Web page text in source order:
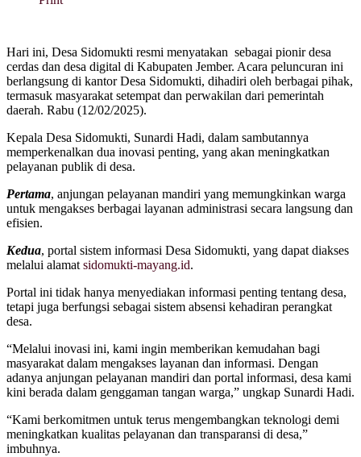
Hari ini, Desa Sidomukti resmi menyatakan sebagai pionir desa
cerdas dan desa digital di Kabupaten Jember. Acara peluncuran ini
berlangsung di kantor Desa Sidomukti, dihadiri oleh berbagai pihak,
termasuk masyarakat setempat dan perwakilan dari pemerintah
daerah. Rabu (12/02/2025).
Kepala Desa Sidomukti, Sunardi Hadi, dalam sambutannya
memperkenalkan dua inovasi penting, yang akan meningkatkan
pelayanan publik di desa.
Pertama, anjungan pelayanan mandiri yang memungkinkan warga
untuk mengakses berbagai layanan administrasi secara langsung dan
efisien.
Kedua, portal sistem informasi Desa Sidomukti, yang dapat diakses
melalui alamat sidomukti-mayang.id.
Portal ini tidak hanya menyediakan informasi penting tentang desa,
tetapi juga berfungsi sebagai sistem absensi kehadiran perangkat
desa.
“Melalui inovasi ini, kami ingin memberikan kemudahan bagi
masyarakat dalam mengakses layanan dan informasi. Dengan
adanya anjungan pelayanan mandiri dan portal informasi, desa kami
kini berada dalam genggaman tangan warga,” ungkap Sunardi Hadi.
“Kami berkomitmen untuk terus mengembangkan teknologi demi
meningkatkan kualitas pelayanan dan transparansi di desa,”
imbuhnya.